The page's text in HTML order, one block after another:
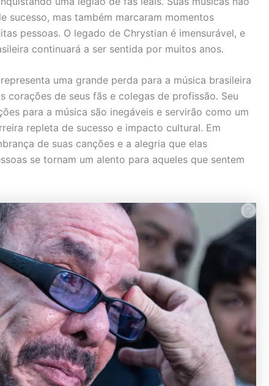
sucesso, mas também marcaram momentos
pessoas. O legado de Chrystian é imensurável, e
continuará a ser sentida por muitos anos.
uma grande perda para a música brasileira
corações de seus fãs e colegas de profissão. Seu
para a música são inegáveis e servirão como um
repleta de sucesso e impacto cultural. Em
de suas canções e a alegria que elas
se tornam um alento para aqueles que sentem